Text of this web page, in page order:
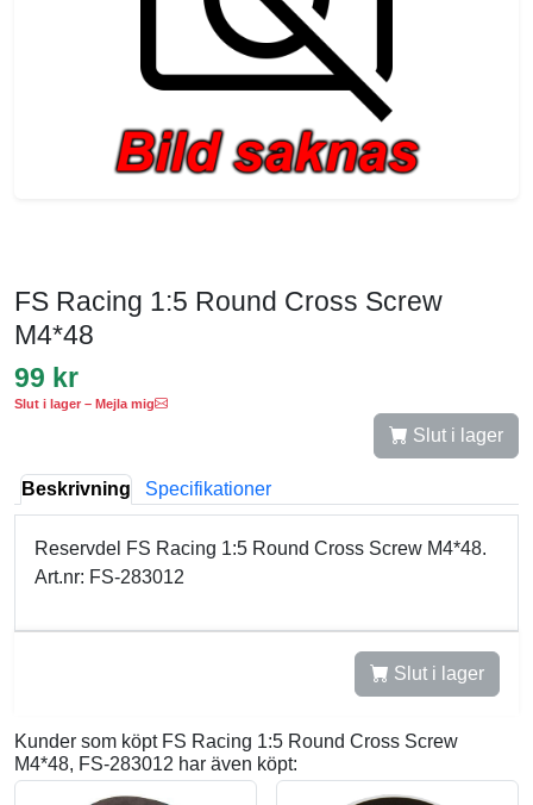
FS Racing 1:5 Round Cross Screw
M4*48
99 kr
Slut i lager – Mejla mig
Slut i lager
Beskrivning Specifikationer
Reservdel FS Racing 1:5 Round Cross Screw M4*48.
Art.nr: FS-283012
Slut i lager
Kunder som köpt FS Racing 1:5 Round Cross Screw
M4*48, FS-283012 har även köpt: